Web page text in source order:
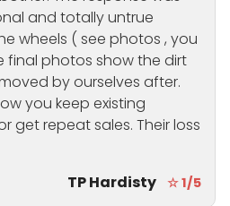
and totally untrue
wheels ( see photos , you
final photos show the dirt
by ourselves after.
you keep existing
get repeat sales. Their loss
TP Hardisty ☆ 1/5